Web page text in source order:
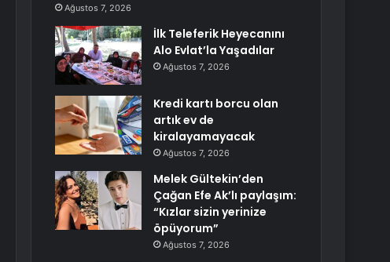
Ağustos 7, 2026
İlk Teleferik Heyecanını
Alo Evlat’la Yaşadılar
Ağustos 7, 2026
Kredi kartı borcu olan
artık ev de
kiralayamayacak
Ağustos 7, 2026
Melek Gültekin’den
Çağan Efe Ak’lı paylaşım:
“Kızlar sizin yerinize
öpüyorum”
Ağustos 7, 2026